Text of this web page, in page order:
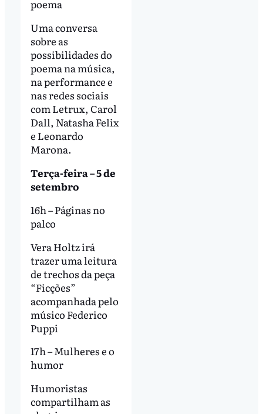
poema
Uma conversa
sobre as
possibilidades do
poema na música,
na performance e
nas redes sociais
com Letrux, Carol
Dall, Natasha Felix
e Leonardo
Marona.
Terça-feira – 5 de
setembro
16h – Páginas no
palco
Vera Holtz irá
trazer uma leitura
de trechos da peça
“Ficções”
acompanhada pelo
músico Federico
Puppi
17h – Mulheres e o
humor
Humoristas
compartilham as